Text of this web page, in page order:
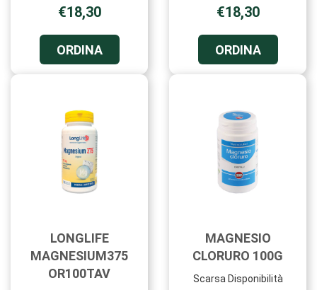
€18,30
ORDINA
MAGNESIUM
€18,30
ORDINA
LONGLIFE
MAGNESIUM375
OR100TAV
MAGNESIO
CLORURO 100G
Scarsa Disponibilità